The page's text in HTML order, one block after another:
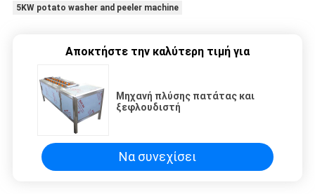
5KW potato washer and peeler machine
Αποκτήστε την καλύτερη τιμή για
Μηχανή πλύσης πατάτας και
ξεφλουδιστή
Να συνεχίσει